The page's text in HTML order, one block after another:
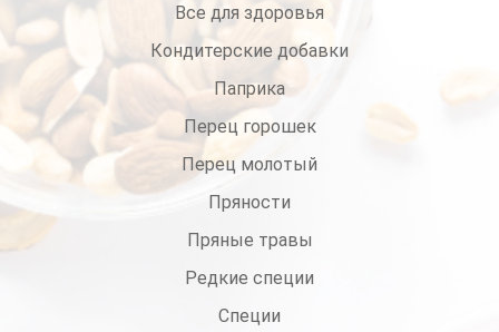
Все для здоровья
Кондитерские добавки
Паприка
Перец горошек
Перец молотый
Пряности
Пряные травы
Редкие специи
Специи